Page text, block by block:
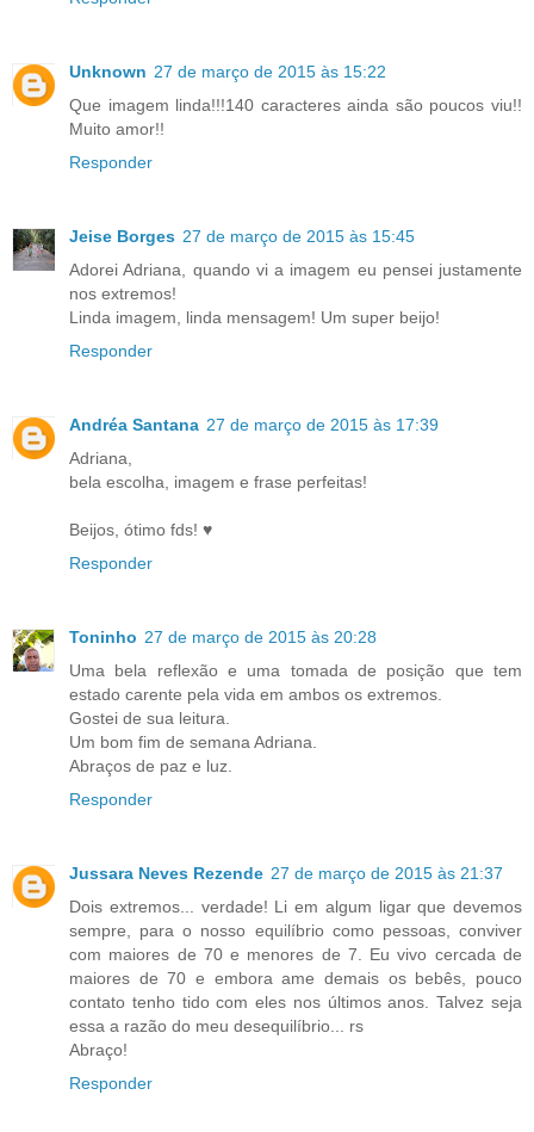
Unknown 27 de março de 2015 às 15:22
Que imagem linda!!!140 caracteres ainda são poucos viu!!
Muito amor!!
Responder
Jeise Borges 27 de março de 2015 às 15:45
Adorei Adriana, quando vi a imagem eu pensei justamente
nos extremos!
Linda imagem, linda mensagem! Um super beijo!
Responder
Andréa Santana 27 de março de 2015 às 17:39
Adriana,
bela escolha, imagem e frase perfeitas!
Beijos, ótimo fds! ♥
Responder
Toninho 27 de março de 2015 às 20:28
Uma bela reflexão e uma tomada de posição que tem
estado carente pela vida em ambos os extremos.
Gostei de sua leitura.
Um bom fim de semana Adriana.
Abraços de paz e luz.
Responder
Jussara Neves Rezende 27 de março de 2015 às 21:37
Dois extremos... verdade! Li em algum ligar que devemos
sempre, para o nosso equilíbrio como pessoas, conviver
com maiores de 70 e menores de 7. Eu vivo cercada de
maiores de 70 e embora ame demais os bebês, pouco
contato tenho tido com eles nos últimos anos. Talvez seja
essa a razão do meu desequilíbrio... rs
Abraço!
Responder